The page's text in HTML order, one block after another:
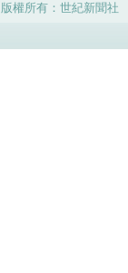
版權所有：世紀新聞社